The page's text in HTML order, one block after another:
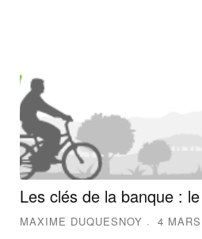
Les clés de la banque :
MAXIME DUQUESNOY 4